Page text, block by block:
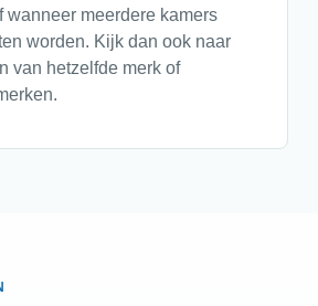
wanneer meerdere kamers
worden. Kijk dan ook naar
van hetzelfde merk of